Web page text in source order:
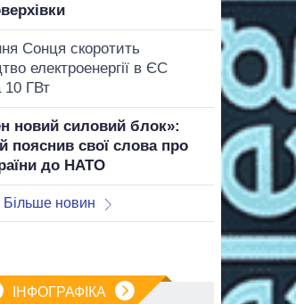
Сонця скоротить
електроенергії в ЄС
ГВт
новий силовий блок»:
пояснив свої слова про
до НАТО
Більше новин
ІНФОГРАФІКА